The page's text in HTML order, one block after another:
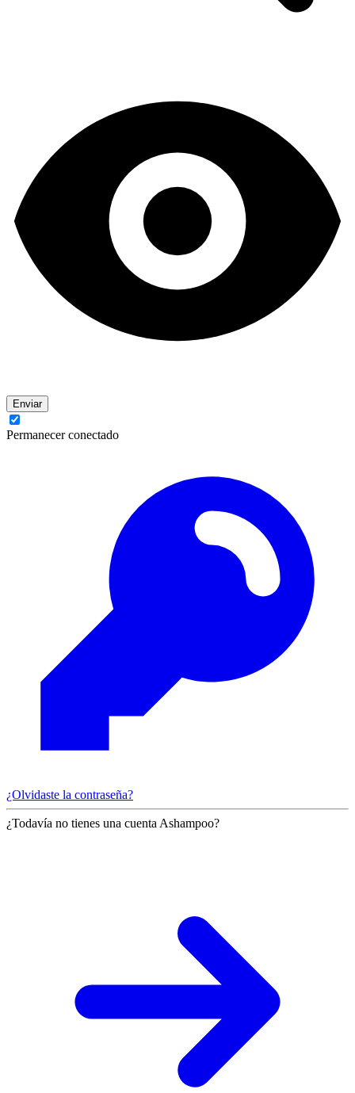
Enviar
Permanecer conectado
¿Olvidaste la contraseña?
¿Todavía no tienes una cuenta Ashampoo?